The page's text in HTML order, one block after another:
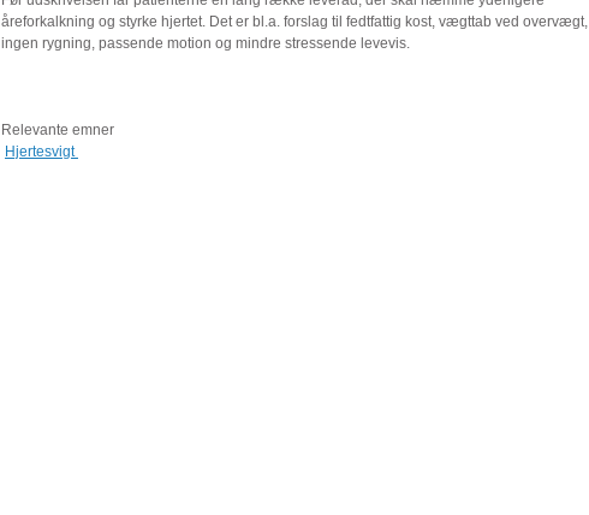
åreforkalkning og styrke hjertet. Det er bl.a. forslag til fedtfattig kost, vægttab ved overvægt,
ingen rygning, passende motion og mindre stressende levevis.
Relevante emner
Hjertesvigt